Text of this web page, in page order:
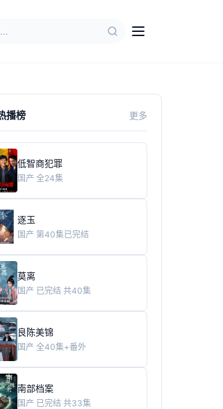
、丁嘉丽、李媛
播榜 更多
低智商犯罪
国产 全24集
逐玉
国产 第40集已完结
莫离
国产 已完结 共40集
良陈美锦
国产 全40集+番外
南部档案
国产 已完结 共33集